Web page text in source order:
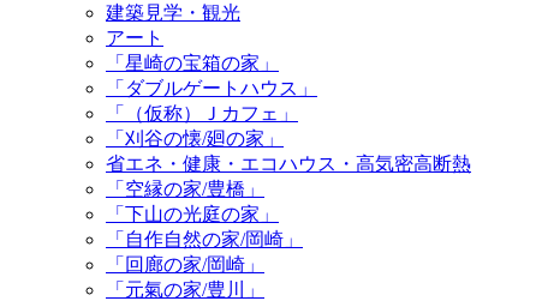
建築見学・観光
アート
「星崎の宝箱の家」
「ダブルゲートハウス」
「（仮称）Ｊカフェ」
「刈谷の懐/廻の家」
省エネ・健康・エコハウス・高気密高断熱
「空縁の家/豊橋」
「下山の光庭の家」
「自作自然の家/岡崎」
「回廊の家/岡崎」
「元氣の家/豊川」